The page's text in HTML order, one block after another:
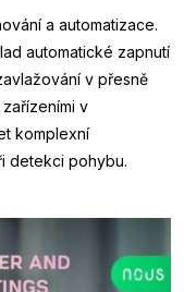
a automatizace.
automatické zapnutí
v přesně
v
komplexní
detekci pohybu.